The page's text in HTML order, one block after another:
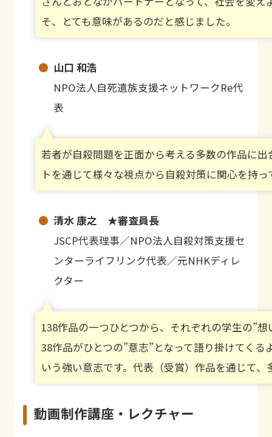
そ、とても意味があるのだと感じました。
山口 和浩
NPO法人自死遺族支援ネットワークRe代
表
若者が自殺問題を正面から考える多数の作品に
トを通じて様々な視点から自殺対策に関心を持
清水 康之 ★審査員長
JSCP代表理事／NPO法人自殺対策支援セ
ンターライフリンク代表／元NHKディレ
クター
138作品の一つひとつから、それぞれの学生の”
38作品がひとつの”意志”となって語り掛けてく
いう強い意志です。代表（受賞）作品を通じて
動画制作講座・レクチャー